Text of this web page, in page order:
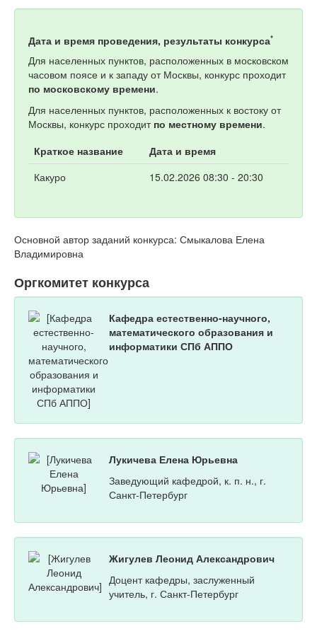
Дата и время проведения, результаты конкурса*
Для населенных пунктов, расположенных в московском
часовом поясе и к западу от Москвы, конкурс проходит
по московскому времени.
Для населенных пунктов, расположенных к востоку от
Москвы, конкурс проходит по местному времени.
Краткое название
Дата и время
Какуро
15.02.2026 08:30 - 20:30
Основной автор заданий конкурса: Смыкалова Елена
Владимировна
Оргкомитет конкурса
Кафедра естественно-научного,
математического образования и
информатики СПб АППО
Лукичева Елена Юрьевна
Заведующий кафедрой, к. п. н., г.
Санкт-Петербург
Жигулев Леонид Александрович
Доцент кафедры, заслуженный
учитель, г. Санкт-Петербург